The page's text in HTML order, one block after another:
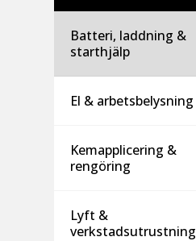
Batteri, laddning &
starthjälp
El & arbetsbelysning
Kemapplicering &
rengöring
Lyft &
verkstadsutrustning